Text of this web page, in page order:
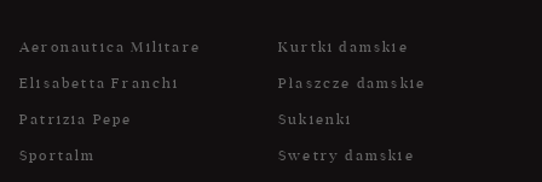
Aeronautica Militare
Elisabetta Franchi
Patrizia Pepe
Sportalm
Kurtki damskie
Płaszcze damskie
Sukienki
Swetry damskie